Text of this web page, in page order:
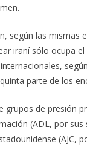
según las mismas
iraní sólo ocupa
parte de los
grupos de presión
(ADL, por sus
(AJC,